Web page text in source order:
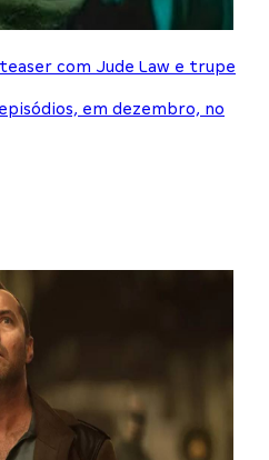
com Jude Law e trupe
em dezembro, no